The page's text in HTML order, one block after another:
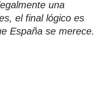
una
el final lógico es
España se merece.